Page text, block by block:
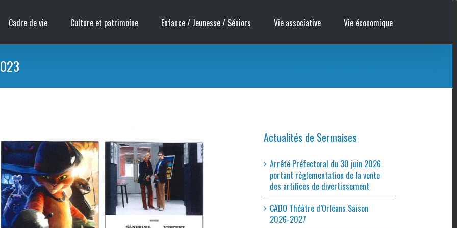
Cadre de vie Culture et patrimoine Enfance / Jeunesse / Séniors Vie associative Vie économique
Actualités de Sermaises
Arrêté Préfectoral du 30 juin 2026
portant réglementation de la vente
des artifices de divertissement
CADO Théâtre d’Orléans Saison
2026-2027